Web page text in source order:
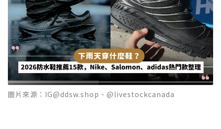
圖片來源：IG@ddsw.shop、@livestockcanada